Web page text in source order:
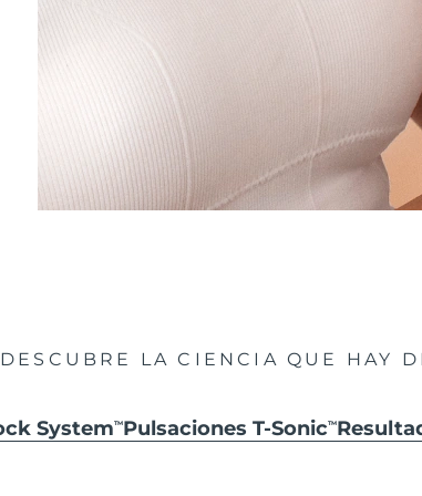
DESCUBRE LA CIENCIA QUE HAY
SystemTMPulsaciones T-SonicTM